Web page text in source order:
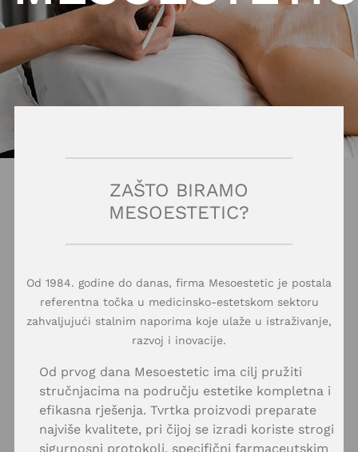
ZAŠTO BIRAMO
MESOESTETIC?
Od 1984. godine do danas, firma Mesoestetic je postala
referentna točka u medicinsko-estetskom sektoru
zahvaljujući stalnim naporima koje ulaže u istraživanje,
razvoj i inovacije.
Od prvog dana Mesoestetic ima cilj pružiti
stručnjacima na području estetike kompletna i
efikasna rješenja. Tvrtka proizvodi preparate
najviše kvalitete, pri čijoj se izradi koriste strogi
sigurnosni protokoli, specifični farmaceutskim